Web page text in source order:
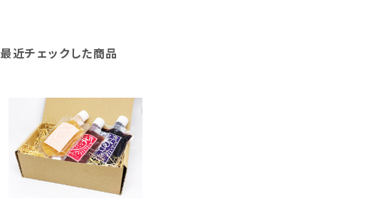
最近チェックした商品